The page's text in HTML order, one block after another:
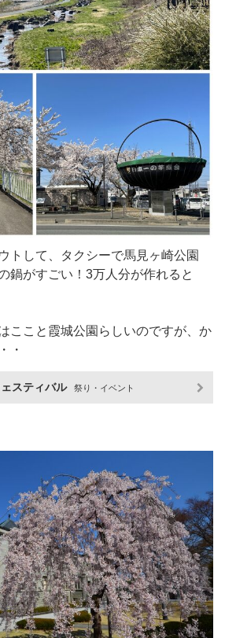
トして、タクシーで馬見ヶ崎公園
鍋がすごい！3万人分が作れると
ここと霞城公園らしいのですが、か
・
スティバル 祭り・イベント